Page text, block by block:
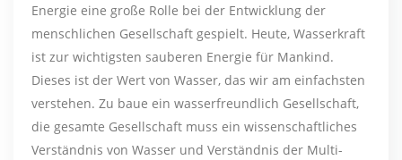
Energie eine große Rolle bei der Entwicklung der
menschlichen Gesellschaft gespielt. Heute, Wasserkraft
ist zur wichtigsten sauberen Energie für Mankind.
Dieses ist der Wert von Wasser, das wir am einfachsten
verstehen. Zu baue ein wasserfreundlich Gesellschaft,
die gesamte Gesellschaft muss ein wissenschaftliches
Verständnis von Wasser und Verständnis der Multi-